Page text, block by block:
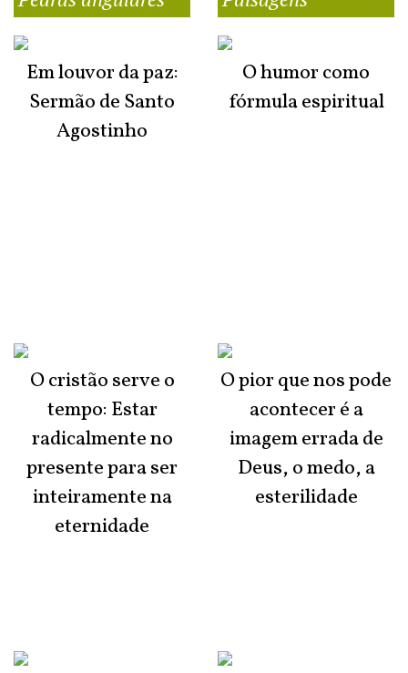
Em louvor da paz:
Sermão de Santo
Agostinho
O cristão serve o
tempo: Estar
radicalmente no
presente para ser
inteiramente na
eternidade
O humor como
fórmula espiritual
O pior que nos pode
acontecer é a
imagem errada de
Deus, o medo, a
esterilidade